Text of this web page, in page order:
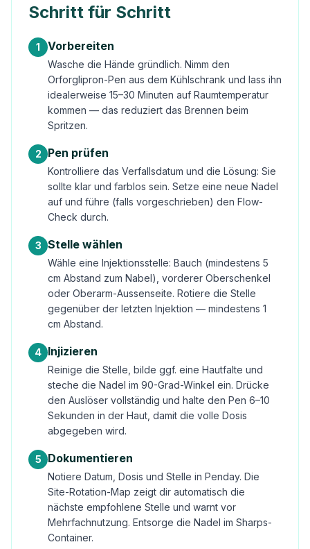
Schritt für Schritt
1 Vorbereiten
Wasche die Hände gründlich. Nimm den
Orforglipron-Pen aus dem Kühlschrank und lass ihn
idealerweise 15–30 Minuten auf Raumtemperatur
kommen — das reduziert das Brennen beim
Spritzen.
2 Pen prüfen
Kontrolliere das Verfallsdatum und die Lösung: Sie
sollte klar und farblos sein. Setze eine neue Nadel
auf und führe (falls vorgeschrieben) den Flow-
Check durch.
3 Stelle wählen
Wähle eine Injektionsstelle: Bauch (mindestens 5
cm Abstand zum Nabel), vorderer Oberschenkel
oder Oberarm-Aussenseite. Rotiere die Stelle
gegenüber der letzten Injektion — mindestens 1
cm Abstand.
4 Injizieren
Reinige die Stelle, bilde ggf. eine Hautfalte und
steche die Nadel im 90-Grad-Winkel ein. Drücke
den Auslöser vollständig und halte den Pen 6–10
Sekunden in der Haut, damit die volle Dosis
abgegeben wird.
5 Dokumentieren
Notiere Datum, Dosis und Stelle in Penday. Die
Site-Rotation-Map zeigt dir automatisch die
nächste empfohlene Stelle und warnt vor
Mehrfachnutzung. Entsorge die Nadel im Sharps-
Container.